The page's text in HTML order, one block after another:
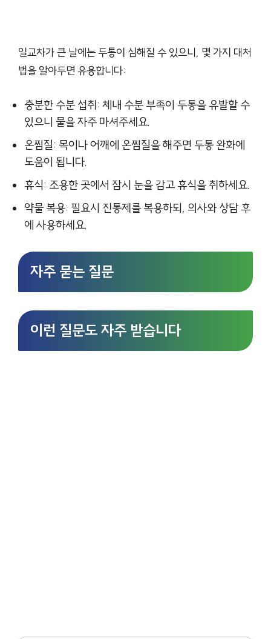
일교차가 큰 날에는 두통이 심해질 수 있으니, 몇 가지 대처
법을 알아두면 유용합니다:
충분한 수분 섭취: 체내 수분 부족이 두통을 유발할 수
있으니 물을 자주 마셔주세요.
온찜질: 목이나 어깨에 온찜질을 해주면 두통 완화에
도움이 됩니다.
휴식: 조용한 곳에서 잠시 눈을 감고 휴식을 취하세요.
약물 복용: 필요시 진통제를 복용하되, 의사와 상담 후
에 사용하세요.
자주 묻는 질문
이런 질문도 자주 받습니다